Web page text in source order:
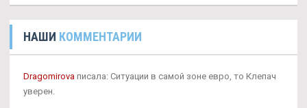
НАШИ КОММЕНТАРИИ
Dragomirova писала: Ситуации в самой зоне евро, то Клепач
уверен.